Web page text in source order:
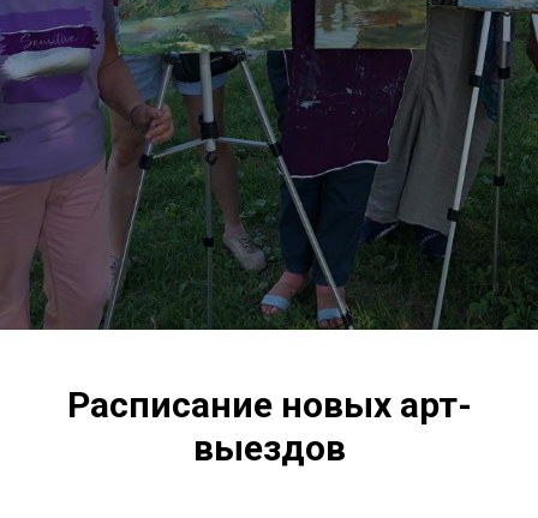
Расписание новых арт-
выездов